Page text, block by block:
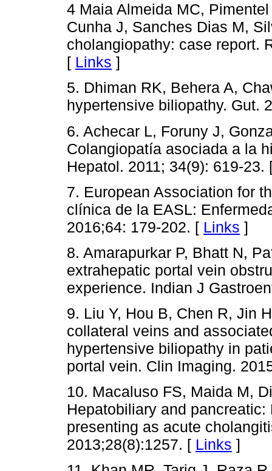
4 Maia Almeida MC,
Cunha J, Sanches Dias M,
cholangiopathy: case report.
[ Links ]
5. Dhiman RK, Behera A,
hypertensive biliopathy. Gut.
6. Achecar L, Foruny J,
Colangiopatía asociada a la
Hepatol. 2011; 34(9): 619-23.
7. European Association for
clínica de la EASL:
2016;64: 179-202. [ Links ]
8. Amarapurkar P, Bhatt N,
extrahepatic portal vein
experience. Indian J
9. Liu Y, Hou B, Chen R, Jin
collateral veins and
hypertensive biliopathy in
portal vein. Clin Imaging.
10. Macaluso FS, Maida M,
Hepatobiliary and
presenting as acute
2013;28(8):1257. [ Links ]